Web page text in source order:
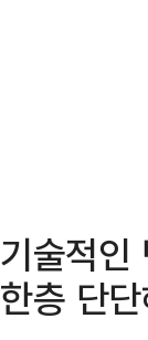
기술적인
한층 단